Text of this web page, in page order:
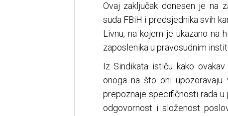
Ovaj zaključak donesen je na
suda FBiH i predsjednika svih
Livnu, na kojem je ukazano na
zaposlenika u pravosudnim
Iz Sindikata ističu kako
onoga na što oni
prepoznaje specifičnosti rada u
odgovornost i složenost